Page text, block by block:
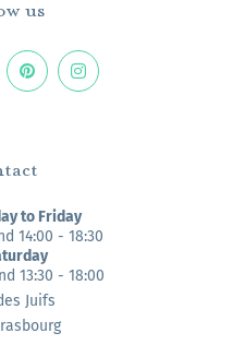
us
to Friday
14:00 - 18:30
13:30 - 18:00
Juifs